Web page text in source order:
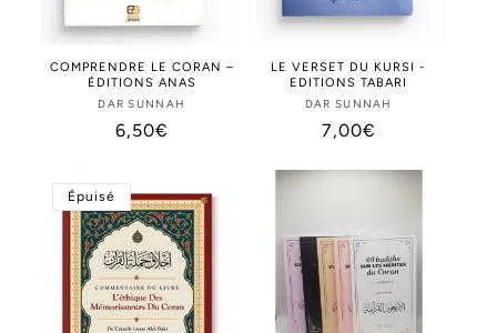
COMPRENDRE LE CORAN –
ÉDITIONS ANAS
Distributeur :
DAR SUNNAH
Prix
6,50€
LE VERSET DU KURSI -
EDITIONS TABARI
Distributeur :
DAR SUNNAH
Prix
7,00€
Épuisé